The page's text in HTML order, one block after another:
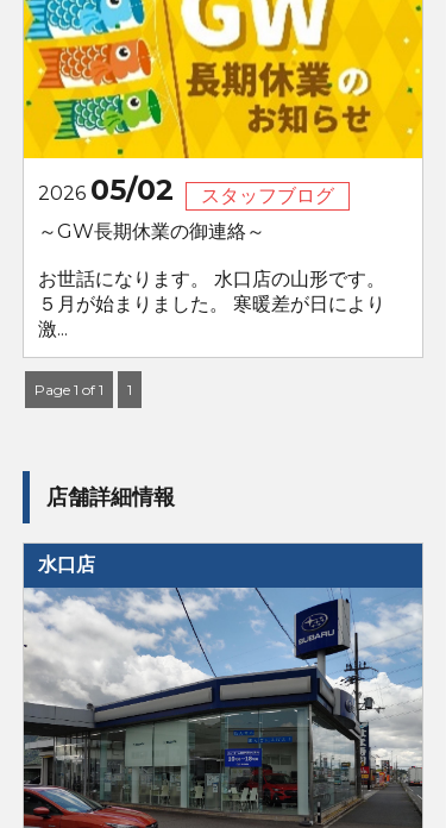
2026 05/02
スタッフブログ
～GW長期休業の御連絡～
お世話になります。 水口店の山形です。
５月が始まりました。 寒暖差が日により
激...
Page 1 of 1 1
店舗詳細情報
水口店